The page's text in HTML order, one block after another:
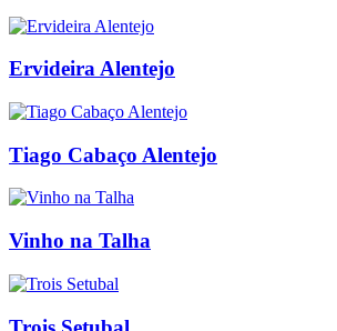
Ervideira Alentejo
Tiago Cabaço Alentejo
Vinho na Talha